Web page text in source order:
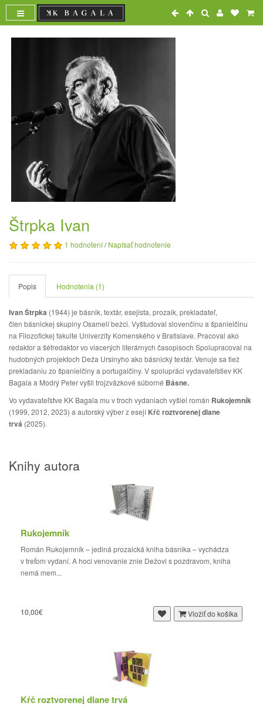
Štrpka Ivan
1 hodnotení/Napísať hodnotenie
Popis Hodnotenia (1)
Ivan Štrpka (1944) je básnik, textár, esejista, prozaik, prekladateľ,
člen básnickej skupiny Osamelí bežci. Vyštudoval slovenčinu a španielčinu
na Filozofickej fakulte Univerzity Komenského v Bratislave. Pracoval ako
redaktor a šéfredaktor vo viacerých literárnych časopisoch Spolupracoval na
hudobných projektoch Deža Ursinyho ako básnický textár. Venuje sa tiež
prekladaniu zo španielčiny a portugalčiny. V spolupráci vydavateľstiev KK
Bagala a Modrý Peter vyšli trojzväzkové súborné Básne.
Vo vydavateľstve KK Bagala mu v troch vydaniach vyšiel román Rukojemník
(1999, 2012, 2023) a autorský výber z esejíKŕč roztvorenej dlane
trvá (2025).
Knihy autora
Rukojemník
Román Rukojemník – jediná prozaická kniha básnika – vychádza
v treťom vydaní. A hoci venovanie znie Dežovi s pozdravom, kniha
nemá mem...
10,00€ Vložiť do košíka
Kŕč roztvorenej dlane trvá